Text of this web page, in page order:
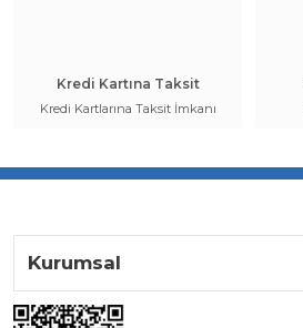
Kredi Kartına Taksit
Kredi Kartlarına Taksit İmkanı
Kurumsal